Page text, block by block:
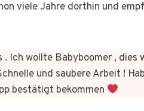
viele Jahre dorthin und
Ich wollte Babyboomer , dies
und saubere Arbeit !
bestätigt bekommen